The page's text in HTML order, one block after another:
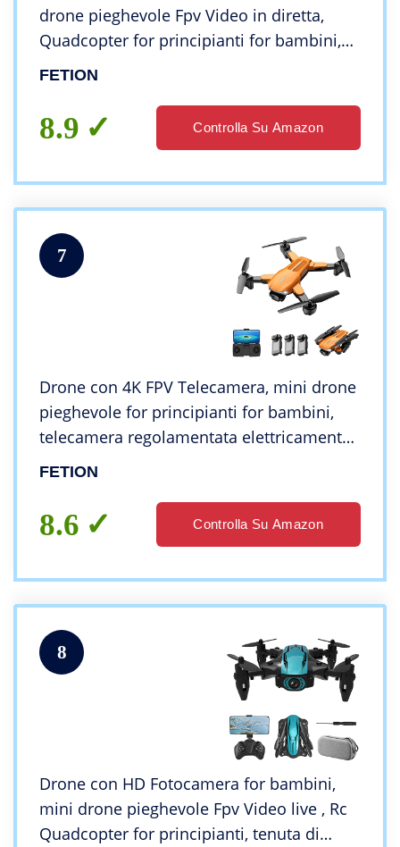
drone pieghevole Fpv Video in diretta,
Quadcopter for principianti for bambini,
evita gli ostacoli, una chiave
modalità
FETION
8.9 Controlla Su Amazon
7
Drone con 4K FPV Telecamera, mini drone
pieghevole for principianti for bambini,
telecamera regolamentata elettricamente
seguimi a lungo tempo di volo 3d un
FETION
8.6 Controlla Su Amazon
8
Drone con HD Fotocamera for bambini,
mini drone pieghevole Fpv Video live , Rc
Quadcopter for principianti, tenuta di